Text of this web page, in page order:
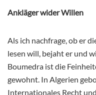
Ankläger wider Willen
Als ich nachfrage, ob er
lesen will, bejaht er und
Boumedra ist die
gewohnt. In Algerien
Internationales Recht